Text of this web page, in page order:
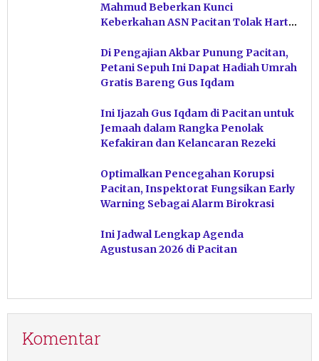
Mahmud Beberkan Kunci
Keberkahan ASN Pacitan Tolak Harta
Di Pengajian Akbar Punung Pacitan,
Petani Sepuh Ini Dapat Hadiah Umrah
Gratis Bareng Gus Iqdam
Ini Ijazah Gus Iqdam di Pacitan untuk
Jemaah dalam Rangka Penolak
Kefakiran dan Kelancaran Rezeki
Optimalkan Pencegahan Korupsi
Pacitan, Inspektorat Fungsikan Early
Warning Sebagai Alarm Birokrasi
Ini Jadwal Lengkap Agenda
Agustusan 2026 di Pacitan
Komentar